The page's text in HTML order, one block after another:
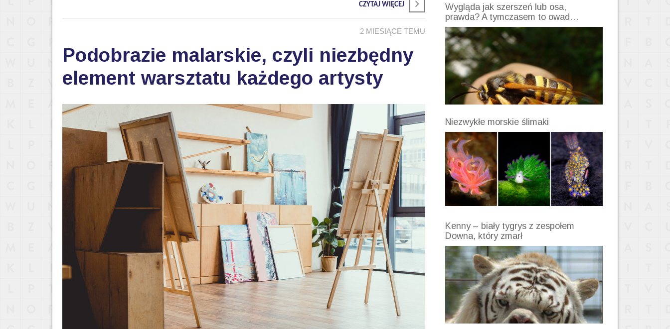
CZYTAJ WIĘCEJ
2 MIESIĄCE TEMU
Podobrazie malarskie, czyli niezbędny
element warsztatu każdego artysty
Wygląda jak szerszeń lub osa,
prawda? A tymczasem to owad…
Niezwykłe morskie ślimaki
Kenny – biały tygrys z zespołem
Downa, który zmarł